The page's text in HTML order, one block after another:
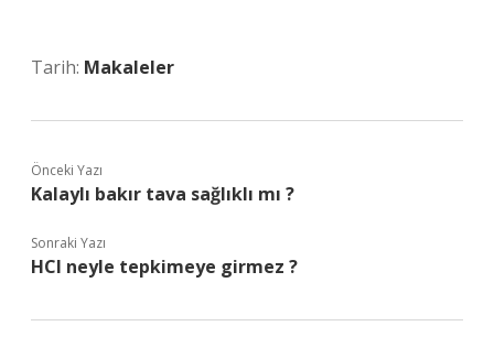
Tarih: Makaleler
Önceki Yazı
Kalaylı bakır tava sağlıklı mı ?
Sonraki Yazı
HCl neyle tepkimeye girmez ?